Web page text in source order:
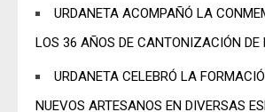
URDANETA ACOMPAÑÓ LA
LOS 36 AÑOS DE CANTONIZACIÓN DE
URDANETA CELEBRÓ LA
NUEVOS ARTESANOS EN DIVERSAS